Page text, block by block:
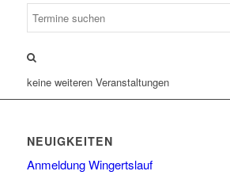
keine weiteren Veranstaltungen
NEUIGKEITEN
Anmeldung Wingertslauf